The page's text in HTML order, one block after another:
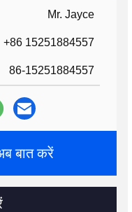
Mr. Jayce
+86 15251884557
86-15251884557
बात करें